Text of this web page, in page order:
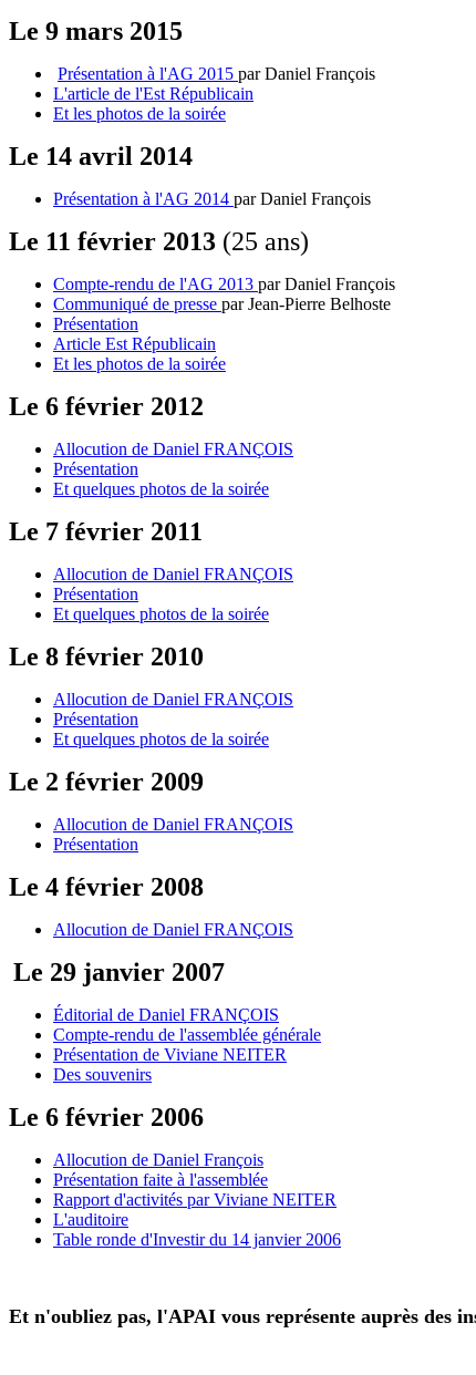
Le 9 mars 2015
Présentation à l'AG 2015 par Daniel François
L'article de l'Est Républicain
Et les photos de la soirée
Le 14 avril 2014
Présentation à l'AG 2014 par Daniel François
Le 11 février 2013 (25 ans)
Compte-rendu de l'AG 2013 par Daniel François
Communiqué de presse par Jean-Pierre Belhoste
Présentation
Article Est Républicain
Et les photos de la soirée
Le 6 février 2012
Allocution de Daniel FRANÇOIS
Présentation
Et quelques photos de la soirée
Le 7 février 2011
Allocution de Daniel FRANÇOIS
Présentation
Et quelques photos de la soirée
Le 8 février 2010
Allocution de Daniel FRANÇOIS
Présentation
Et quelques photos de la soirée
Le 2 février 2009
Allocution de Daniel FRANÇOIS
Présentation
Le 4 février 2008
Allocution de Daniel FRANÇOIS
Le 29 janvier 2007
Éditorial de Daniel FRANÇOIS
Compte-rendu de l'assemblée générale
Présentation de Viviane NEITER
Des souvenirs
Le 6 février 2006
Allocution de Daniel François
Présentation faite à l'assemblée
Rapport d'activités par Viviane NEITER
L'auditoire
Table ronde d'Investir du 14 janvier 2006
Et n'oubliez pas, l'APAI vous représente auprès des